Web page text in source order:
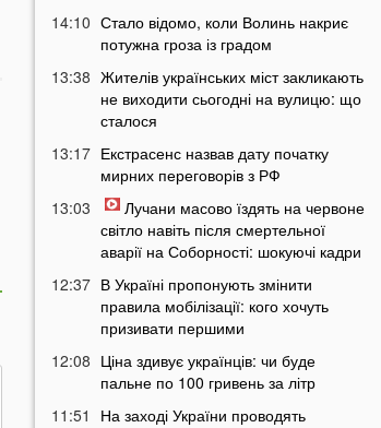
14:10 Стало відомо, коли Волинь накриє
потужна гроза із градом
13:38 Жителів українських міст закликають
не виходити сьогодні на вулицю: що
сталося
13:17 Екстрасенс назвав дату початку
мирних переговорів з РФ
13:03
Лучани масово їздять на червоне
світло навіть після смертельної
аварії на Соборності: шокуючі кадри
12:37 В Україні пропонують змінити
правила мобілізації: кого хочуть
призивати першими
12:08 Ціна здивує українців: чи буде
пальне по 100 гривень за літр
11:51
На заході України проводять